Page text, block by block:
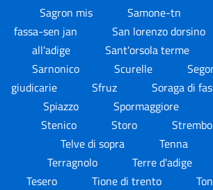
Sagron mis
Samone-tn
fassa-sen jan
San lorenzo dorsino
all'adige
Sant'orsola terme
Sarnonico
Scurelle
giudicarie
Sfruz Soraga di
Spiazzo
Spormaggiore
Stenico
Storo Strembo
Telve di sopra
Tenna
Terragnolo
Terre d'adige
Tesero
Tione di trento Ton